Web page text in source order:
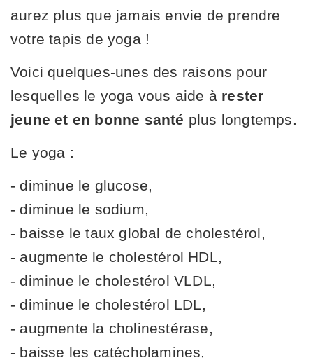
aurez plus que jamais envie de prendre
votre tapis de yoga !
Voici quelques-unes des raisons pour
lesquelles le yoga vous aide à rester
jeune et en bonne santé plus longtemps.
Le yoga :
- diminue le glucose,
- diminue le sodium,
- baisse le taux global de cholestérol,
- augmente le cholestérol HDL,
- diminue le cholestérol VLDL,
- diminue le cholestérol LDL,
- augmente la cholinestérase,
- baisse les catécholamines,